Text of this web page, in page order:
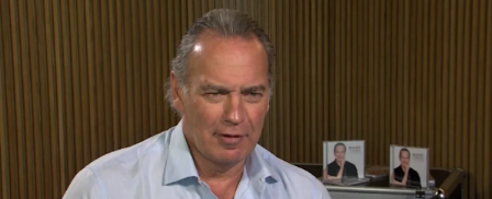
Chabeli Navarro responde al
comunicado de Bertín
Osborne con otro
comunicado